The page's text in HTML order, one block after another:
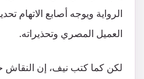
الرواية ويوجه أصابع الاتهام
العميل المصري وتحذيراته.
لكن كما كتب نيف، إن النقاش